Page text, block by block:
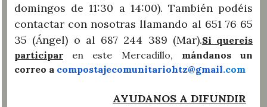
domingos de 11:30 a 14:00). También podéis
contactar con nosotras llamando al 651 76 65
35 (Ángel) o al 687 244 389 (Mar).Si quereis
participar en este Mercadillo, mándanos un
correo a compostajecomunitariohtz@gmail.com
AYUDANOS A DIFUNDIR